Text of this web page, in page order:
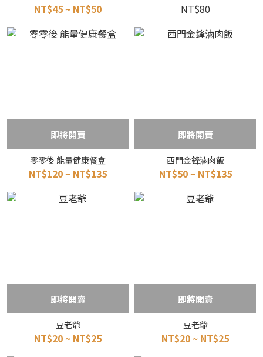
NT$45 ~ NT$50 NT$80
即將開賣
零零後 能量健康餐盒
NT$120 ~ NT$135
即將開賣
西門金鋒滷肉飯
NT$50 ~ NT$135
即將開賣
豆老爺
NT$20 ~ NT$25
即將開賣
豆老爺
NT$20 ~ NT$25